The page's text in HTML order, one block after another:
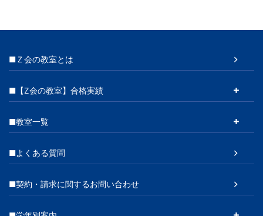
■Ｚ会の教室とは
■【Z会の教室】合格実績
■教室一覧
■よくある質問
■契約・請求に関するお問い合わせ